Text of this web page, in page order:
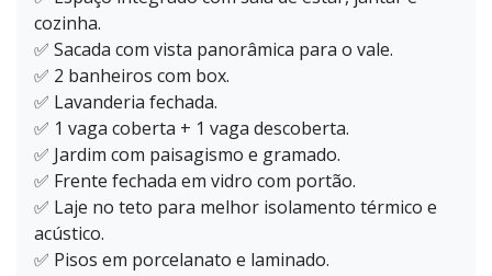
cozinha.
✅ Sacada com vista panorâmica para o vale.
✅ 2 banheiros com box.
✅ Lavanderia fechada.
✅ 1 vaga coberta + 1 vaga descoberta.
✅ Jardim com paisagismo e gramado.
✅ Frente fechada em vidro com portão.
✅ Laje no teto para melhor isolamento térmico e
acústico.
✅ Pisos em porcelanato e laminado.